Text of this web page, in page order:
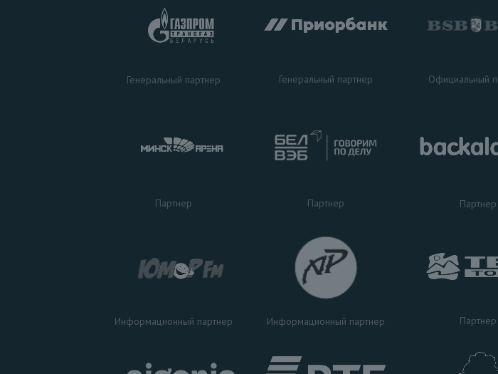
Генеральный партнер Генеральный партнер Официальный
Партнер Партнер Партнер
Информационный партнер Информационный партнер Партнер